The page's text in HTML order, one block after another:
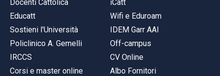
Docenti Cattolica
Educatt
Sostieni l'Università
Policlinico A. Gemelli
IRCCS
Corsi e master online
iCatt
Wifi e Eduroam
IDEM Garr AAI
Off-campus
CV Online
Albo Fornitori